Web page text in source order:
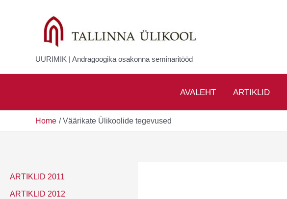
UURIMIK | Andragoogika osakonna seminaritööd
AVALEHT ARTIKLID
Home Väärikate Ülikoolide tegevused
ARTIKLID 2011
ARTIKLID 2012